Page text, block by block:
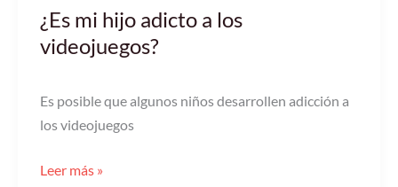
¿Es mi hijo adicto a los
videojuegos?
Es posible que algunos niños desarrollen adicción a
los videojuegos
hijo
adicto
videojuegos?
Leer más »